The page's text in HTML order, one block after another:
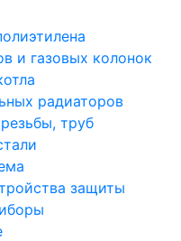
и газовых колонок
радиаторов
труб
защиты